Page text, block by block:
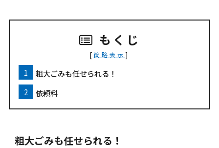
もくじ
[ 簡略表示 ]
粗大ごみも任せられる！
依頼料
粗大ごみも任せられる！